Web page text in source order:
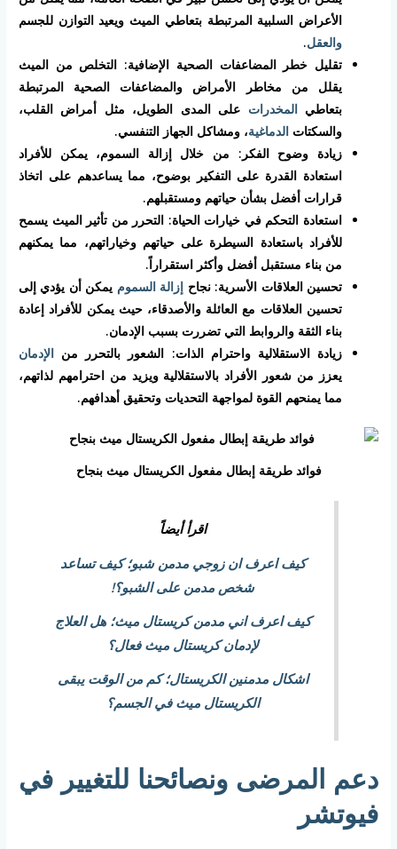
الأعراض السلبية المرتبطة بتعاطي الميث ويعيد التوازن للجسم
والعقل.
تقليل خطر المضاعفات الصحية الإضافية: التخلص من الميث
يقلل من مخاطر الأمراض والمضاعفات الصحية المرتبطة
بتعاطيالمخدرات على المدى الطويل، مثل أمراض القلب،
والسكتاتالدماغية، ومشاكل الجهاز التنفسي.
زيادة وضوح الفكر: من خلال إزالة السموم، يمكن للأفراد
استعادة القدرة على التفكير بوضوح، مما يساعدهم على اتخاذ
قرارات أفضل بشأن حياتهم ومستقبلهم.
استعادة التحكم في خيارات الحياة: التحرر من تأثير الميث يسمح
للأفراد باستعادة السيطرة على حياتهم وخياراتهم، مما يمكنهم
من بناء مستقبل أفضل وأكثر استقراراً.
تحسين العلاقات الأسرية: نجاح إزالة السموم يمكن أن يؤدي إلى
تحسين العلاقات مع العائلة والأصدقاء، حيث يمكن للأفراد إعادة
بناء الثقة والروابط التي تضررت بسبب الإدمان.
زيادة الاستقلالية واحترام الذات: الشعور بالتحرر من الإدمان
يعزز من شعور الأفراد بالاستقلالية ويزيد من احترامهم لذاتهم،
مما يمنحهم القوة لمواجهة التحديات وتحقيق أهدافهم.
فوائد طريقة إبطال مفعول الكريستال ميث بنجاح
اقرأ أيضاً
كيف اعرف ان زوجي مدمن شبو؛ كيف تساعد
شخص مدمن على الشبو؟!
كيف اعرف اني مدمن كريستال ميث؛ هل العلاج
لإدمان كريستال ميث فعال؟
اشكال مدمنين الكريستال؛ كم من الوقت يبقى
الكريستال ميث في الجسم؟
دعم المرضى ونصائحنا للتغيير في
فيوتشر